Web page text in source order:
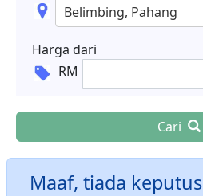
Belimbing, Pahang
Harga dari
RM
Cari
Maaf, tiada